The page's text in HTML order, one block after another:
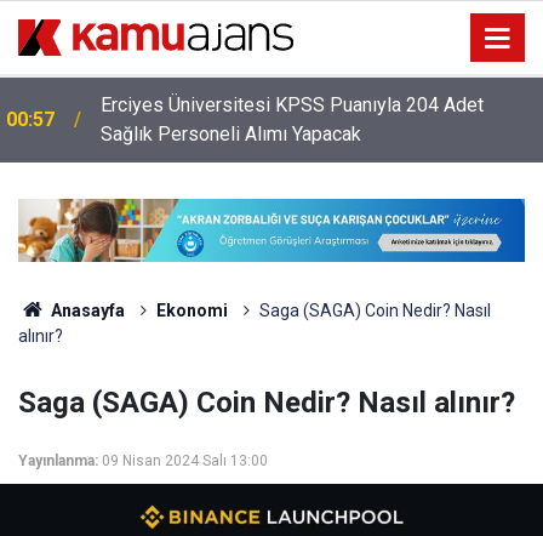
00:57
Erciyes Üniversitesi KPSS Puanıyla 204 Adet
Sağlık Personeli Alımı Yapacak
Anasayfa Ekonomi
Saga (SAGA) Coin Nedir? Nasıl
alınır?
Saga (SAGA) Coin Nedir? Nasıl alınır?
Yayınlanma: 09 Nisan 2024 Salı 13:00